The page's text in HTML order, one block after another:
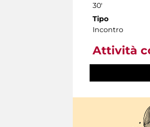
30'
Tipo
Incontro
Attività